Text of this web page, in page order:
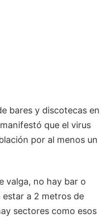
bares y discotecas en
que el virus
por al menos un
valga, no hay bar o
estar a 2 metros de
sectores como esos